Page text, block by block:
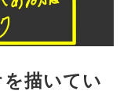
描いてい